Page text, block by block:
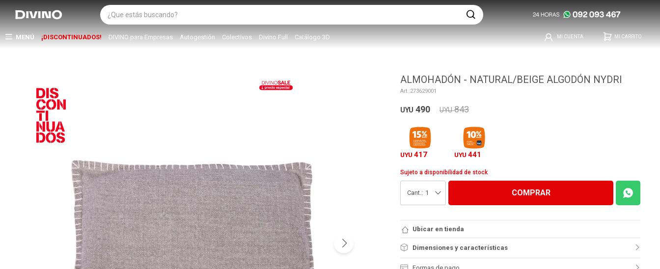
MENÚ ¡DISCONTINUADOS! DIVINO para Empresas Autogestión Colectivos Divino Full Catálogo 3D
ALMOHADÓN - NATURAL/BEIGE ALGODÓN NYDRI
273629001
UYU 490 UYU 843
UYU 417 UYU 441
Sujeto a disponibilidad de stock
1 COMPRAR
Ubicar en tienda
Dimensiones y características